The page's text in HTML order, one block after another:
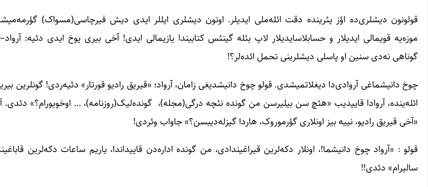
قولونون دیشلری‌ده اؤز یئرینده دقت ائله‌ملی ایدیلر. اونون دیشلری ایللر ایدی دیش فیرچاسی(مسواک)
موزه‌یه قویمالی ایدیلار و حسابلاسایدیلار لاپ بئله گینئس کتابیندا یازیمالی ایدی! آخی بیری یوخ ایدی دئیه‌:
گوناهی نه‌دی سنین او پاسلی دیشلرینی تحمل ائده‌لر؟!
چوخ دانیشماغی آروادی‌دا دیغلاتمیشدی. قولو چوخ دانیشدیغی زامان، آرواد؛ «قیریق رادیو قورتار» دئیه‌ردی! گونلرین
ائله‌ینده، آروادا قاییدیب «هئچ سن بیلیرسن من گونده نئچه درگی(مجله)، گونده‌لیک(روزنامه)، … اوخویورام؟» دئدی.
«آخی قیریق رادیو، نییه بیز اونلاری گؤرموروک، هاردا گیزله‌دیبسن؟» جاواب وئردی!
قولو : «آرواد چوخ دانیشما!، اونلار دکه‌لرین قیراغیندادی، من گونده اداره‌دن قاییداندا، یاریم ساعات دکه‌لرین
سالیرام» دئدی!!